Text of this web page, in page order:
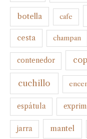
botella cafe
cesta champan
contenedor
cuchillo
espátula
jarra mantel